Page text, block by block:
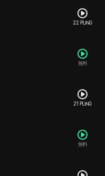
22 PLING
無料
21 PLING
無料